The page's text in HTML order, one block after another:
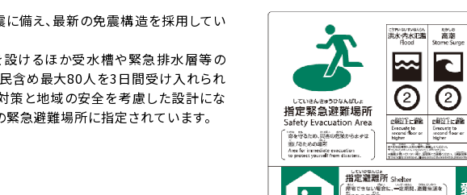
備え、最新の免震構造を採用してい
設けるほか受水槽や緊急排水層等の
含め最大80人を3日間受け入れられ
策と地域の安全を考慮した設計にな
緊急避難場所に指定されています。